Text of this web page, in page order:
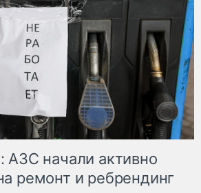
АЗС начали активно
ремонт и ребрендинг